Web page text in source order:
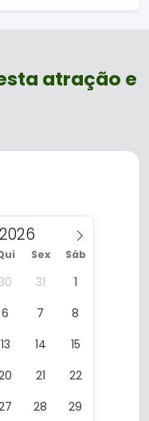
atração e
Sex Sáb
31
1
6 7
8
13 14
15
21
22
28
29